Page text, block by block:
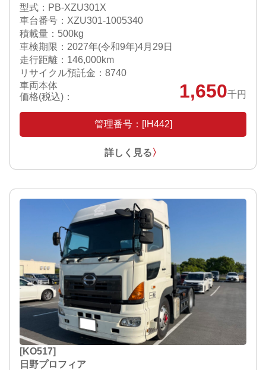
型式：PB-XZU301X
車台番号：XZU301-1005340
積載量：500kg
車検期限： 2027年(令和9年)4月29日
走行距離：146,000km
リサイクル預託金：8740
車両本体
価格(税込)：
1,650千円
管理番号：[IH442]
詳しく見る〉
[KO517]
日野プロフィア